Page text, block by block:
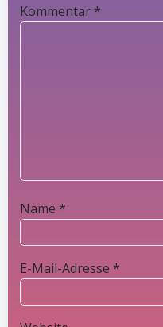
Kommentar *
Name *
E-Mail-Adresse *